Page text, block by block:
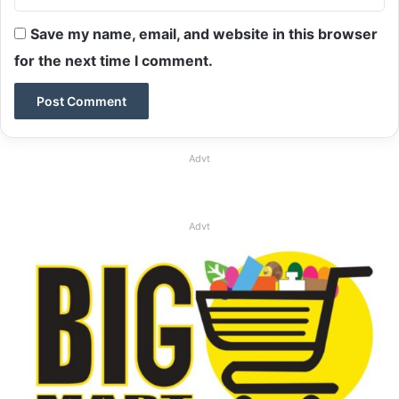
Save my name, email, and website in this browser
for the next time I comment.
Advt
Advt